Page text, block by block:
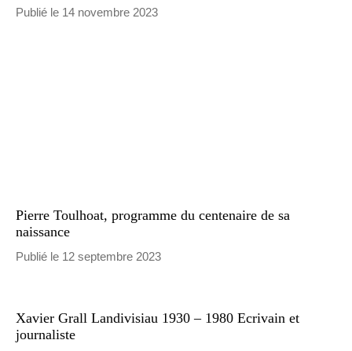
Publié le 14 novembre 2023
Pierre Toulhoat, programme du centenaire de sa
naissance
Publié le 12 septembre 2023
Xavier Grall Landivisiau 1930 – 1980 Ecrivain et
journaliste